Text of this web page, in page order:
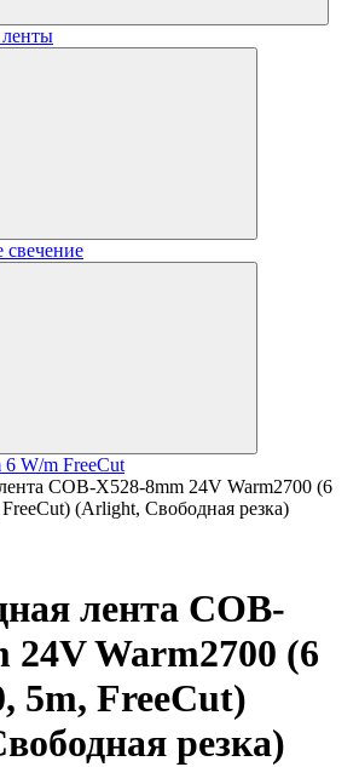
W/m FreeCut
COB-X528-8mm 24V Warm2700 (6
(Arlight, Свободная резка)
лента COB-
24V Warm2700 (6
5m, FreeCut)
резка)